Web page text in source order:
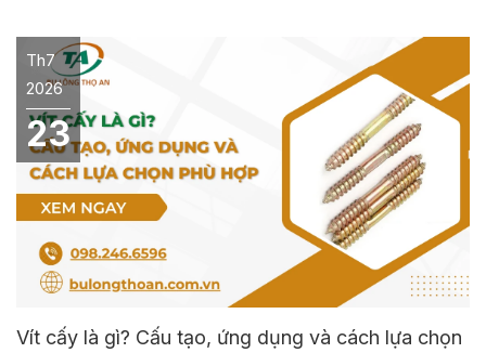
Th7
2026
23
Vít cấy là gì? Cấu tạo, ứng dụng và cách lựa chọn